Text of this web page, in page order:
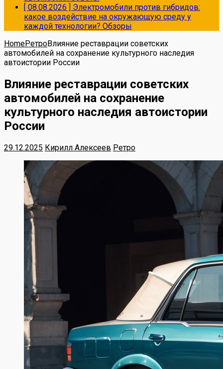
[ 08.08.2026 ] Электромобили против гибридов:
какое воздействие на окружающую среду у
каждой технологии? Обзоры
HomeРетроВлияние реставрации советских
автомобилей на сохранение культурного наследия
автоистории России
Влияние реставрации советских
автомобилей на сохранение
культурного наследия автоистории
России
29.12.2025 Кирилл Алексеев Ретро